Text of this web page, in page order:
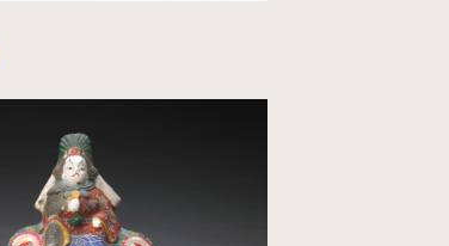
加载中...